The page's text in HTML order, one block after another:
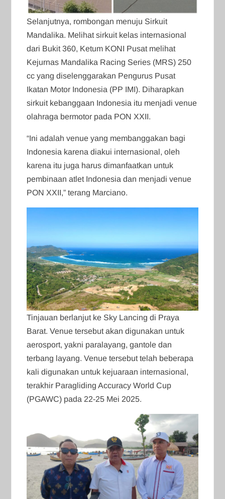
Selanjutnya, rombongan menuju Sirkuit
Mandalika. Melihat sirkuit kelas internasional
dari Bukit 360, Ketum KONI Pusat melihat
Kejurnas Mandalika Racing Series (MRS) 250
cc yang diselenggarakan Pengurus Pusat
Ikatan Motor Indonesia (PP IMI). Diharapkan
sirkuit kebanggaan Indonesia itu menjadi venue
olahraga bermotor pada PON XXII.
“Ini adalah venue yang membanggakan bagi
Indonesia karena diakui internasional, oleh
karena itu juga harus dimanfaatkan untuk
pembinaan atlet Indonesia dan menjadi venue
PON XXII,” terang Marciano.
Tinjauan berlanjut ke Sky Lancing di Praya
Barat. Venue tersebut akan digunakan untuk
aerosport, yakni paralayang, gantole dan
terbang layang. Venue tersebut telah beberapa
kali digunakan untuk kejuaraan internasional,
terakhir Paragliding Accuracy World Cup
(PGAWC) pada 22-25 Mei 2025.